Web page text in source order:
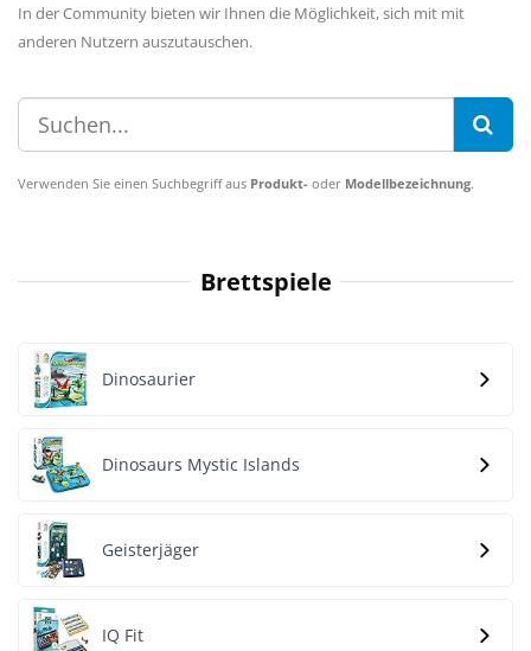
In der Community bieten wir Ihnen die Möglichkeit, sich mit mit
anderen Nutzern auszutauschen.
Verwenden Sie einen Suchbegriff aus Produkt- oder Modellbezeichnung.
Brettspiele
Dinosaurier
Dinosaurs Mystic Islands
Geisterjäger
IQ Fit